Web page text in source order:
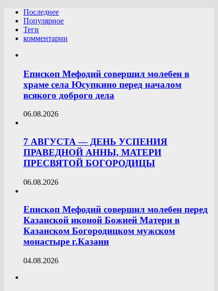
Последнее
Популярное
Теги
комментарии
Епископ Мефодий совершил молебен в
храме села Юсупкино перед началом
всякого доброго дела
06.08.2026
7 АВГУСТА — ДЕНЬ УСПЕНИЯ
ПРАВЕДНОЙ АННЫ, МАТЕРИ
ПРЕСВЯТОЙ БОГОРОДИЦЫ
06.08.2026
Епископ Мефодий совершил молебен перед
Казанской иконой Божией Матери в
Казанском Богородицком мужском
монастыре г.Казани
04.08.2026